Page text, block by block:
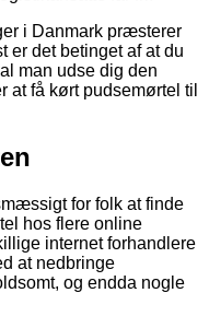
i Danmark præsterer
er det betinget af at du
man udse dig den
at få kørt pudsemørtel til
for folk at finde
hos flere online
internet forhandlere
at nedbringe
og endda nogle